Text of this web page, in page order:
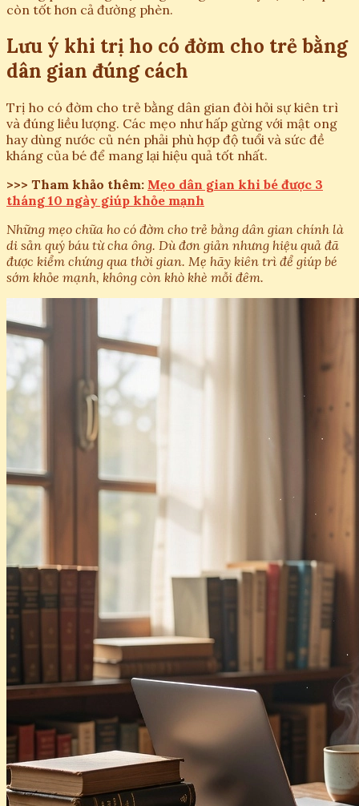
còn tốt hơn cả đường phèn.
Lưu ý khi trị ho có đờm cho trẻ bằng
dân gian đúng cách
Trị ho có đờm cho trẻ bằng dân gian đòi hỏi sự kiên trì
và đúng liều lượng. Các mẹo như hấp gừng với mật ong
hay dùng nước củ nén phải phù hợp độ tuổi và sức đề
kháng của bé để mang lại hiệu quả tốt nhất.
>>> Tham khảo thêm: Mẹo dân gian khi bé được 3
tháng 10 ngày giúp khỏe mạnh
Những mẹo chữa ho có đờm cho trẻ bằng dân gian chính là
di sản quý báu từ cha ông. Dù đơn giản nhưng hiệu quả đã
được kiểm chứng qua thời gian. Mẹ hãy kiên trì để giúp bé
sớm khỏe mạnh, không còn khò khè mỗi đêm.